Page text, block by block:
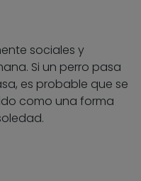
sociales y
Si un perro pasa
es probable que se
como una forma